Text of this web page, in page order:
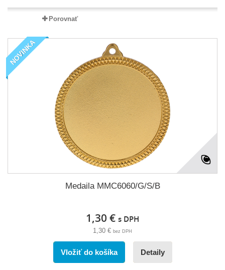
Porovnať
NOVINKA
Medaila MMC6060/G/S/B
1,30 € s DPH
1,30 € bez DPH
Vložiť do košíka Detaily